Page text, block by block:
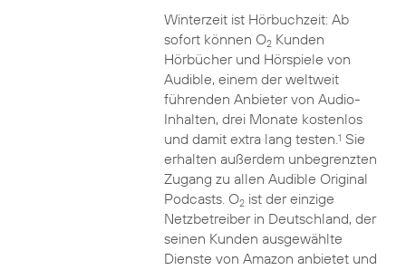
Winterzeit ist Hörbuchzeit: Ab
sofort können O2Kunden
Hörbücher und Hörspiele von
Audible, einem der weltweit
führenden Anbieter von Audio-
Inhalten, drei Monate kostenlos
und damit extra lang testen.1 Sie
erhalten außerdem unbegrenzten
Zugang zu allen Audible Original
Podcasts. O2ist der einzige
Netzbetreiber in Deutschland, der
seinen Kunden ausgewählte
Dienste von Amazon anbietet und